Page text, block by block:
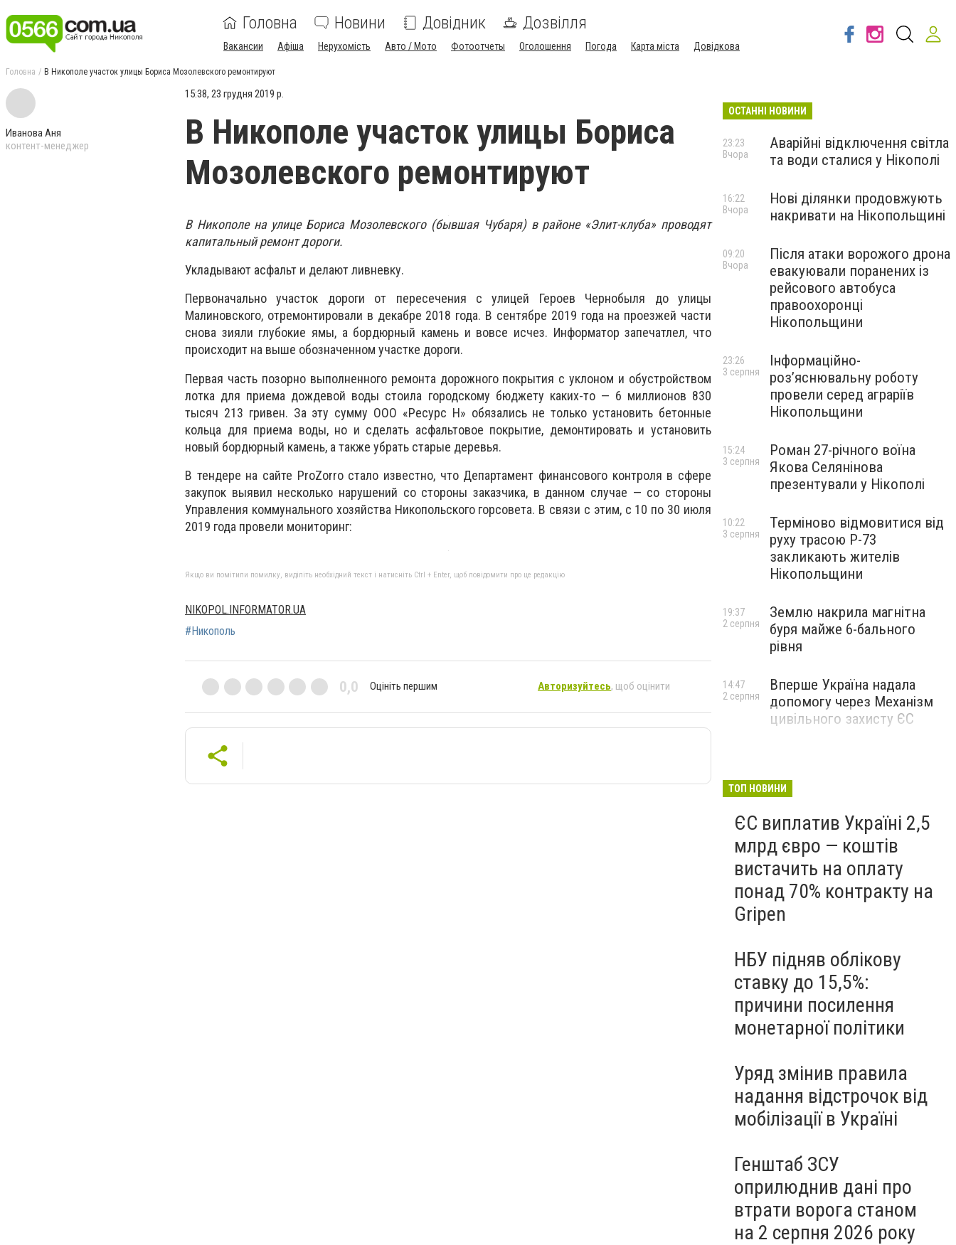
Головна Новини Довідник Дозвілля
Вакансии Афіша Нерухомість Авто / Мото Фотоотчеты Оголошення Погода Карта міста Довідкова
Головна В Никополе участок улицы Бориса Мозолевского ремонтируют
Иванова Аня
контент-менеджер
15:38, 23 грудня 2019 р.
В Никополе участок улицы Бориса
Мозолевского ремонтируют
В Никополе на улице Бориса Мозолевского (бывшая Чубаря) в районе «Элит-клуба» проводят
капитальный ремонт дороги.
Укладывают асфальт и делают ливневку.
Первоначально участок дороги от пересечения с улицей Героев Чернобыля до улицы
Малиновского, отремонтировали в декабре 2018 года. В сентябре 2019 года на проезжей части
снова зияли глубокие ямы, а бордюрный камень и вовсе исчез. Информатор запечатлел, что
происходит на выше обозначенном участке дороги.
Первая часть позорно выполненного ремонта дорожного покрытия с уклоном и обустройством
лотка для приема дождевой воды стоила городскому бюджету каких-то — 6 миллионов 830
тысяч 213 гривен. За эту сумму ООО «Ресурс Н» обязались не только установить бетонные
кольца для приема воды, но и сделать асфальтовое покрытие, демонтировать и установить
новый бордюрный камень, а также убрать старые деревья.
В тендере на сайте ProZorro стало известно, что Департамент финансового контроля в сфере
закупок выявил несколько нарушений со стороны заказчика, в данном случае — со стороны
Управления коммунального хозяйства Никопольского горсовета. В связи с этим, с 10 по 30 июля
2019 года провели мониторинг:
Якщо ви помітили помилку, виділіть необхідний текст і натисніть Ctrl + Enter, щоб повідомити про це редакцію
NIKOPOL.INFORMATOR.UA
#Никополь
0,0 Оцініть першим Авторизуйтесь, щоб оцінити
ОСТАННІ НОВИНИ
Аварійні відключення світла
та води сталися у Нікополі
23:23
Вчора
Нові ділянки продовжують
накривати на Нікопольщині
16:22
Вчора
Після атаки ворожого дрона
евакуювали поранених із
рейсового автобуса
правоохоронці
Нікопольщини
09:20
Вчора
Інформаційно-
роз’яснювальну роботу
провели серед аграріїв
Нікопольщини
23:26
3 серпня
Роман 27-річного воїна
Якова Селянінова
презентували у Нікополі
15:24
3 серпня
Терміново відмовитися від
руху трасою Р-73
закликають жителів
Нікопольщини
10:22
3 серпня
Землю накрила магнітна
буря майже 6-бального
рівня
19:37
2 серпня
Вперше Україна надала
допомогу через Механізм
цивільного захисту ЄС
14:47
2 серпня
ТОП НОВИНИ
ЄС виплатив Україні 2,5
млрд євро — коштів
вистачить на оплату
понад 70% контракту на
Gripen
НБУ підняв облікову
ставку до 15,5%:
причини посилення
монетарної політики
Уряд змінив правила
надання відстрочок від
мобілізації в Україні
Генштаб ЗСУ
оприлюднив дані про
втрати ворога станом
на 2 серпня 2026 року